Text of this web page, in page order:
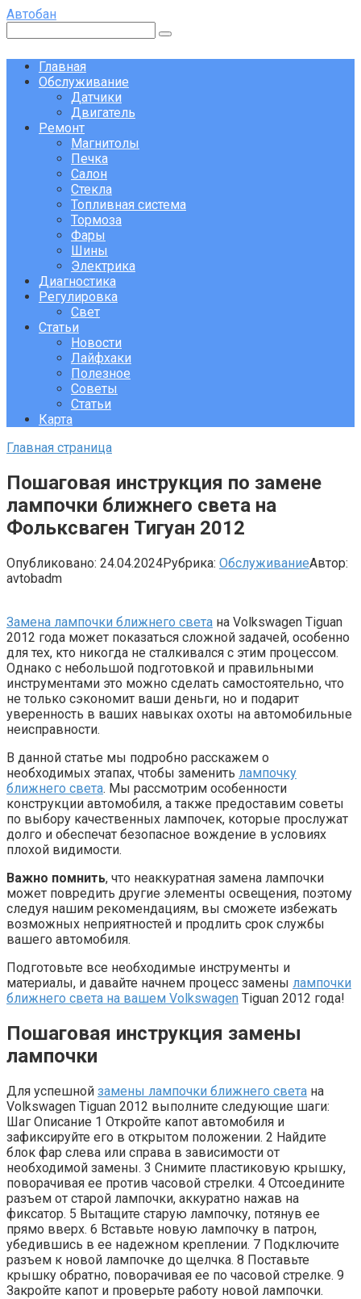
Перейти
контенту
Автобан
Главная
Обслуживание
Датчики
Двигатель
Ремонт
Магнитолы
Печка
Салон
Стекла
Топливная система
Тормоза
Фары
Шины
Электрика
Диагностика
Регулировка
Свет
Статьи
Новости
Лайфхаки
Полезное
Советы
Статьи
Карта
Главная страница
Пошаговая инструкция по замене
лампочки ближнего света на
Фольксваген Тигуан 2012
Опубликовано: 24.04.2024Рубрика: ОбслуживаниеАвтор:
avtobadm
Замена лампочки ближнего света на Volkswagen Tiguan
2012 года может показаться сложной задачей, особенно
для тех, кто никогда не сталкивался с этим процессом.
Однако с небольшой подготовкой и правильными
инструментами это можно сделать самостоятельно, что
не только сэкономит ваши деньги, но и подарит
уверенность в ваших навыках охоты на автомобильные
неисправности.
В данной статье мы подробно расскажем о
необходимых этапах, чтобы заменить лампочку
ближнего света. Мы рассмотрим особенности
конструкции автомобиля, а также предоставим советы
по выбору качественных лампочек, которые прослужат
долго и обеспечат безопасное вождение в условиях
плохой видимости.
Важно помнить, что неаккуратная замена лампочки
может повредить другие элементы освещения, поэтому
следуя нашим рекомендациям, вы сможете избежать
возможных неприятностей и продлить срок службы
вашего автомобиля.
Подготовьте все необходимые инструменты и
материалы, и давайте начнем процесс замены лампочки
ближнего света на вашем Volkswagen Tiguan 2012 года!
Пошаговая инструкция замены
лампочки
Для успешной замены лампочки ближнего света на
Volkswagen Tiguan 2012 выполните следующие шаги:
Шаг Описание 1 Откройте капот автомобиля и
зафиксируйте его в открытом положении. 2 Найдите
блок фар слева или справа в зависимости от
необходимой замены. 3 Снимите пластиковую крышку,
поворачивая ее против часовой стрелки. 4 Отсоедините
разъем от старой лампочки, аккуратно нажав на
фиксатор. 5 Вытащите старую лампочку, потянув ее
прямо вверх. 6 Вставьте новую лампочку в патрон,
убедившись в ее надежном креплении. 7 Подключите
разъем к новой лампочке до щелчка. 8 Поставьте
крышку обратно, поворачивая ее по часовой стрелке. 9
Закройте капот и проверьте работу новой лампочки.